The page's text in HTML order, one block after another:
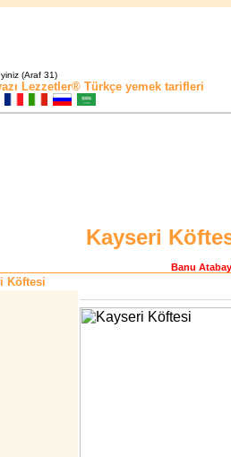
(Araf 31)
Lezzetler® Türkçe yemek tarifleri
Kayseri
Banu Atabay
Köftesi